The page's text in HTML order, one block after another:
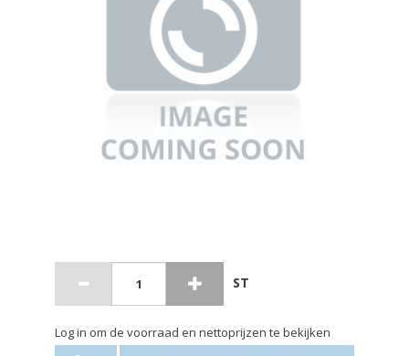
ST
Log in om de voorraad en nettoprijzen te bekijken